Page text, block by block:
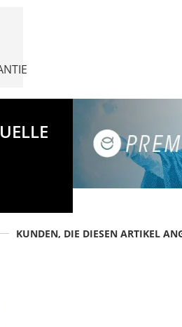
KUNDEN, DIE DIESEN ARTIKEL